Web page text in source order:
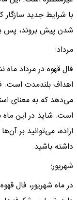
با شرایط جدید
شدن پیش بروند، پس
مرداد:
فال قهوه در مرداد
اهداف بلندمدت است.
می‌دهد که به معنای
است. شاید در این ماه
اراده، می‌توانید بر
داشته باشید.
شهریور:
در ماه شهریور، فال